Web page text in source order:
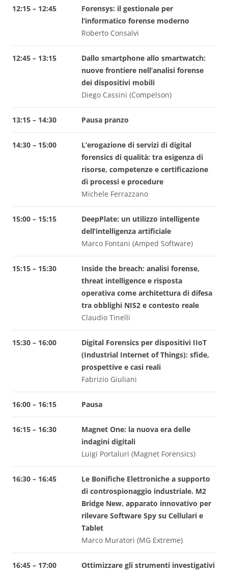
12:15 – 12:45
Forensys: il gestionale per
l’informatico forense moderno
Roberto Consalvi
12:45 – 13:15
Dallo smartphone allo smartwatch:
nuove frontiere nell’analisi forense
dei dispositivi mobili
Diego Cassini (Compelson)
13:15 – 14:30 Pausa pranzo
14:30 – 15:00
L’erogazione di servizi di digital
forensics di qualità: tra esigenza di
risorse, competenze e certificazione
di processi e procedure
Michele Ferrazzano
15:00 – 15:15
DeepPlate: un utilizzo intelligente
dell’intelligenza artificiale
Marco Fontani (Amped Software)
15:15 – 15:30
Inside the breach: analisi forense,
threat intelligence e risposta
operativa come architettura di difesa
tra obblighi NIS2 e contesto reale
Claudio Tinelli
15:30 – 16:00
Digital Forensics per dispositivi IIoT
(Industrial Internet of Things): sfide,
prospettive e casi reali
Fabrizio Giuliani
16:00 – 16:15 Pausa
16:15 – 16:30
Magnet One: la nuova era delle
indagini digitali
Luigi Portaluri (Magnet Forensics)
16:30 – 16:45
Le Bonifiche Elettroniche a supporto
di controspionaggio industriale. M2
Bridge New, apparato innovativo per
rilevare Software Spy su Cellulari e
Tablet
Marco Muratori (MG Extreme)
16:45 – 17:00
Ottimizzare gli strumenti investigativi